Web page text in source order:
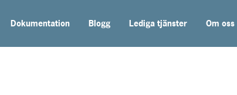
Dokumentation Blogg Lediga tjänster Om oss